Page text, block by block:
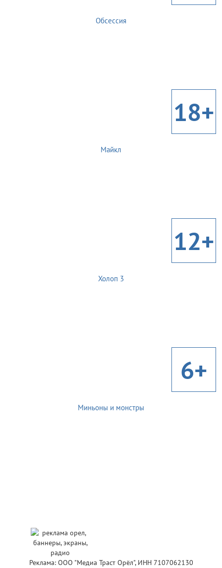
Обсессия
18+
Майкл
12+
Холоп 3
6+
Миньоны и монстры
Реклама: ООО "Медиа Траст Орёл", ИНН 7107062130